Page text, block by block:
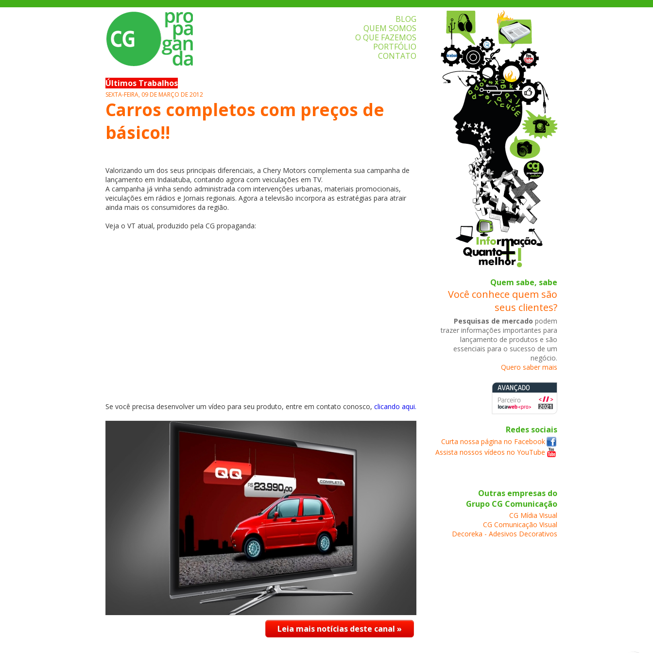
BLOG
QUEM SOMOS
O QUE FAZEMOS
PORTFÓLIO
CONTATO
Quem sabe, sabe
Você conhece quem são
seus clientes?
Pesquisas de mercado podem
trazer informações importantes para
lançamento de produtos e são
essenciais para o sucesso de um
negócio.
Quero saber mais
Redes sociais
Curta nossa página no Facebook
Assista nossos vídeos no YouTube
Outras empresas do
Grupo CG Comunicação
CG Mídia Visual
CG Comunicação Visual
Decoreka - Adesivos Decorativos
Últimos Trabalhos
SEXTA-FEIRA, 09 DE MARÇO DE 2012
Carros completos com preços de
básico!!
Valorizando um dos seus principais diferenciais, a Chery Motors complementa sua campanha de
lançamento em Indaiatuba, contando agora com veiculações em TV.
A campanha já vinha sendo administrada com intervenções urbanas, materiais promocionais,
veiculações em rádios e Jornais regionais. Agora a televisão incorpora as estratégias para atrair
ainda mais os consumidores da região.
Veja o VT atual, produzido pela CG propaganda:
Se você precisa desenvolver um vídeo para seu produto, entre em contato conosco, clicando aqui.
Leia mais notícias deste canal »